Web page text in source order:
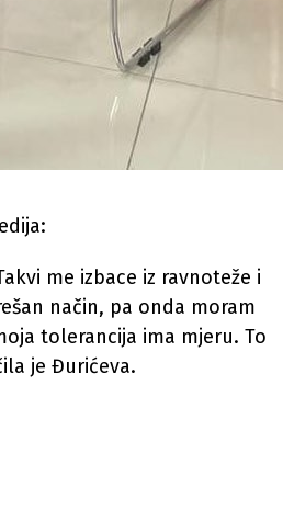
me izbace iz ravnoteže i
način, pa onda moram
tolerancija ima mjeru. To
je Đurićeva.